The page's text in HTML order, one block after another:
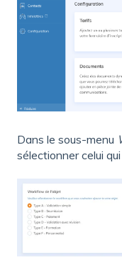
Dans le sous-menu
sélectionner celui